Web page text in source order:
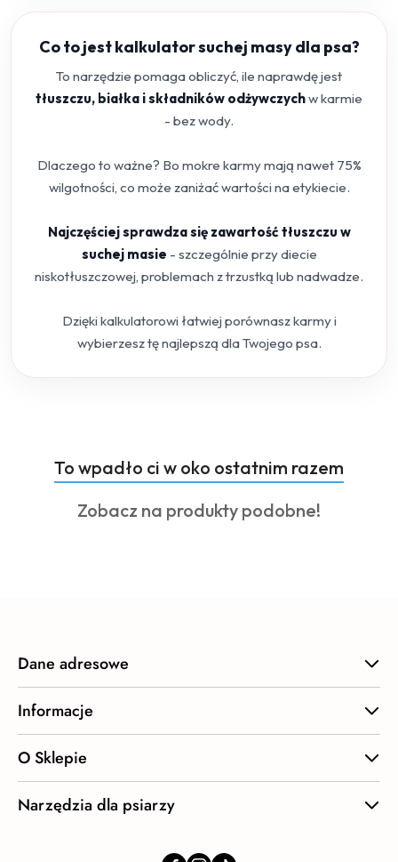
Co to jest kalkulator suchej masy dla psa?
To narzędzie pomaga obliczyć, ile naprawdę jest
tłuszczu, białka i składników odżywczychw karmie
- bez wody.
Dlaczego to ważne? Bo mokre karmy mają nawet 75%
wilgotności, co może zaniżać wartości na etykiecie.
Najczęściej sprawdza się zawartość tłuszczu w
suchej masie - szczególnie przy diecie
niskotłuszczowej, problemach z trzustką lub nadwadze.
Dzięki kalkulatorowi łatwiej porównasz karmy i
wybierzesz tę najlepszą dla Twojego psa.
Pomiń karuzelę produktów
Produkty
o
statusie:
To wpadło ci w oko ostatnim razem
Produkty
Zobacz na produkty podobne!
Dane adresowe
Informacje
O Sklepie
Narzędzia dla psiarzy